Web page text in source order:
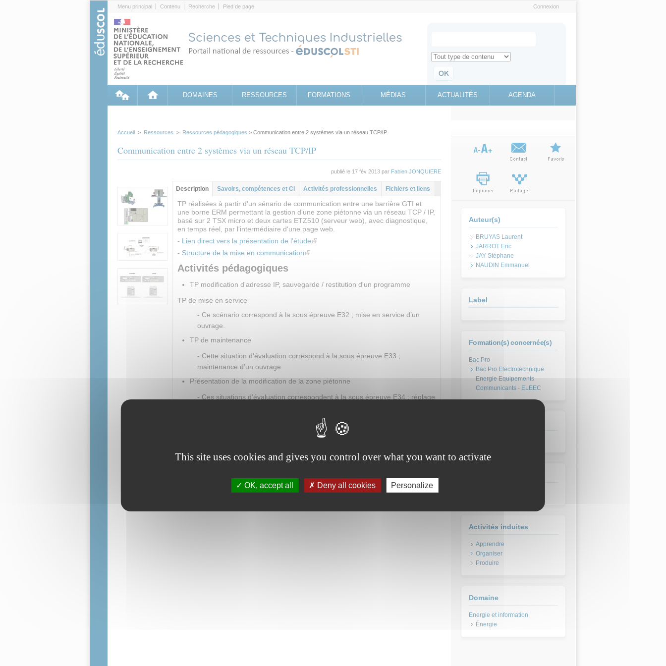
Menu principal Contenu Recherche Pied de page Connexion
Search for
Retrouvez toute l'information sur le site education.gouv.fr
DOMAINES RESSOURCES FORMATIONS MÉDIAS ACTUALITÉS AGENDA
Accueil > Ressources > Ressources pédagogiques > Communication entre 2 systèmes via un réseau TCP/IP
Communication entre 2 systèmes via un réseau TCP/IP
publié le 17 fév 2013 par Fabien JONQUIERE
Contenu principal
Description (onglet
actif)
Savoirs, compétences et CI Activités professionnelles Fichiers et liens
TP réalisées à partir d'un sénario de communication entre une barrière GTI et
une borne ERM permettant la gestion d'une zone piétonne via un réseau TCP / IP,
basé sur 2 TSX micro et deux cartes ETZ510 (serveur web), avec diagnostique,
en temps réel, par l'intermédiaire d'une page web.
- Lien direct vers la présentation de l'étude(link is external)
- Structure de la mise en communication(link is external)
Activités pédagogiques
TP modification d'adresse IP, sauvegarde / restitution d'un programme
TP de mise en service
- Ce scénario correspond à la sous épreuve E32 ; mise en service d’un
ouvrage.
TP de maintenance
- Cette situation d’évaluation correspond à la sous épreuve E33 ;
maintenance d’un ouvrage
Présentation de la modification de la zone piétonne
- Ces situations d’évaluation correspondent à la sous épreuve E34 ; réglage
Auteur(s)
BRUYAS Laurent
JARROT Eric
JAY Stéphane
NAUDIN Emmanuel
Label
Formation(s) concernée(s)
Bac Pro Electrotechnique
Energie Equipements
Communicants - ELEEC
Activités induites
Apprendre
Organiser
Produire
Domaine
Énergie
This site uses cookies and gives you control over what you want to activate
OK, accept all Deny all cookies Personalize